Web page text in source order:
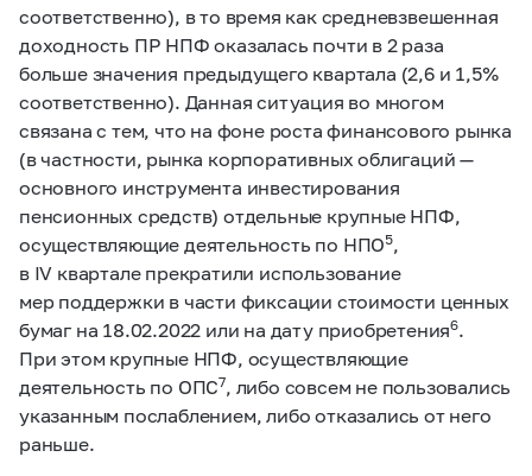
соответственно), в то время как средневзвешенная
доходность ПР НПФ оказалась почти в 2 раза
больше значения предыдущего квартала (2,6 и 1,5%
соответственно). Данная ситуация во многом
связана с тем, что на фоне роста финансового рынка
(в частности, рынка корпоративных облигаций —
основного инструмента инвестирования
пенсионных средств) отдельные крупные НПФ,
осуществляющие деятельность по НПО5,
в IV квартале прекратили использование
мер поддержки в части фиксации стоимости ценных
бумаг на 18.02.2022 или на дату приобретения6.
При этом крупные НПФ, осуществляющие
деятельность по ОПС7, либо совсем не пользовались
указанным послаблением, либо отказались от него
раньше.